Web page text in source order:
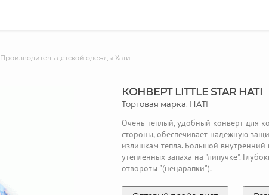
Производитель детской одежды Хати
КОНВЕРТ LITTLE STAR HATI
Торговая марка: HATI
Очень теплый, удобный конверт для
стороны, обеспечивает надежную
излишкам тепла. Большой
утепленных запаха на "липучке".
отвороты "(нецарапки").